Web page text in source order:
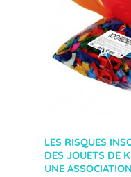
LES RISQUES
DES JOUETS DE
UNE